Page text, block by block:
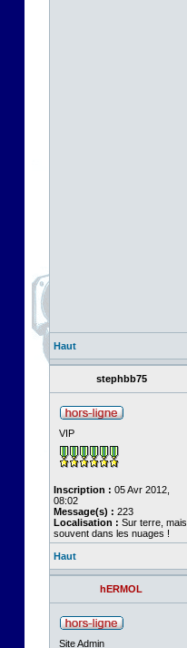
Haut
stephbb75
VIP
Inscription : 05 Avr 2012,
08:02
Message(s) : 223
Localisation : Sur terre, mais
souvent dans les nuages !
Haut
hERMOL
Site Admin